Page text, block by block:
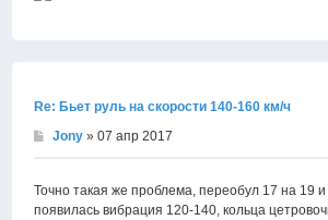
Re: Бьет руль на скорости 140-160 км/ч
Jony » 07 апр 2017
Точно такая же проблема, переобул 17 на 19 и
появилась вибрация 120-140, кольца